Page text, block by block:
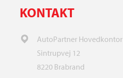
KONTAKT
AutoPartner Hovedkontor
Sintrupvej 12
8220 Brabrand